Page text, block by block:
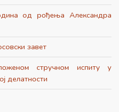
од рођења Александра
завет
стручном испиту у
делатности